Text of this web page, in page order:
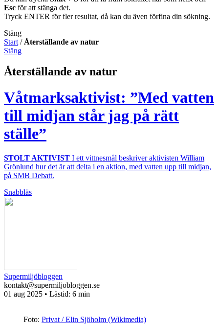
Esc för att stänga det.
Tryck ENTER för fler resultat, då kan du även förfina din sökning.
Stäng
Start / Återställande av natur
Stäng
Återställande av natur
Våtmarksaktivist: ”Med vatten
till midjan står jag på rätt
ställe”
STOLT AKTIVIST I ett vittnesmål beskriver aktivisten William
Grönlund hur det är att delta i en aktion, med vatten upp till midjan,
på SMB Debatt.
Snabbläs
Supermiljöbloggen
kontakt@supermiljobloggen.se
01 aug 2025 • Lästid: 6 min
Foto: Privat / Elin Sjöholm (Wikimedia)